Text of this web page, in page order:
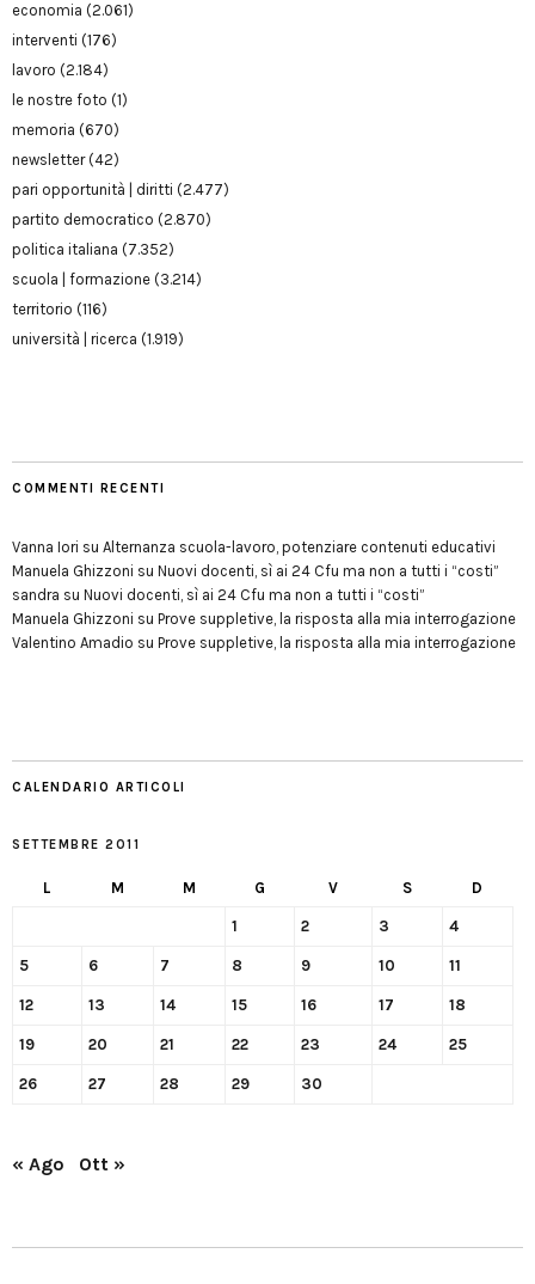
economia (2.061)
interventi (176)
lavoro (2.184)
le nostre foto (1)
memoria (670)
newsletter(42)
pari opportunità | diritti (2.477)
partito democratico (2.870)
politica italiana (7.352)
scuola | formazione (3.214)
territorio (116)
università | ricerca (1.919)
COMMENTI RECENTI
Vanna Iori su Alternanza scuola-lavoro, potenziare contenuti educativi
Manuela Ghizzoni su Nuovi docenti, sì ai 24 Cfu ma non a tutti i “costi”
sandra su Nuovi docenti, sì ai 24 Cfu ma non a tutti i “costi”
Manuela Ghizzoni su Prove suppletive, la risposta alla mia interrogazione
Valentino Amadio su Prove suppletive, la risposta alla mia interrogazione
CALENDARIO ARTICOLI
SETTEMBRE 2011
L M M G V S D
1 2 3 4
5 6 7 8 9 10 11
12 13 14 15 16 17 18
19 20 21 22 23 24 25
26 27 28 29 30
« Ago Ott »